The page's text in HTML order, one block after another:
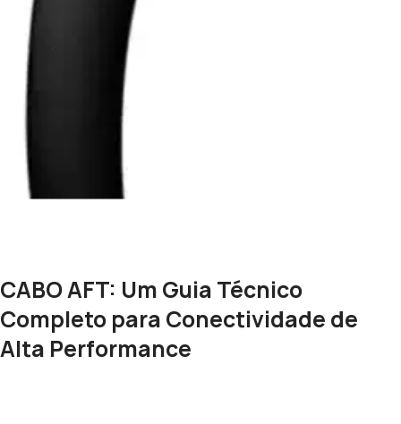
CABO AFT: Um Guia Técnico
Completo para Conectividade de
Alta Performance